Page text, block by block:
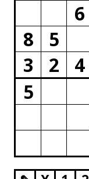
6
8
5
3
2 4
5